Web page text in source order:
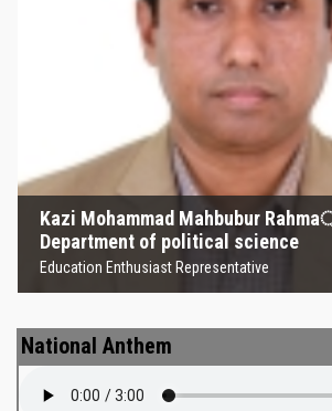
Kazi Mohammad Mahbubur
Department of political science
Education Enthusiast Representative
Kazi Mohammad
Rahma্‌n , professor,
of political
Education Enthusiast
National Anthem